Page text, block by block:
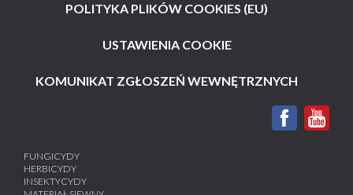
POLITYKA PLIKÓW COOKIES (EU)
USTAWIENIA COOKIE
KOMUNIKAT ZGŁOSZEŃ WEWNĘTRZNYCH
FUNGICYDY
HERBICYDY
INSEKTYCYDY